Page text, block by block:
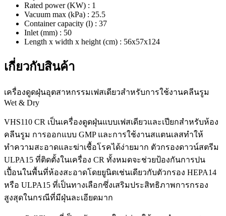
Rated power (KW) : 1
Vacuum max (kPa) : 25.5
Container capacity (l) : 37
Inlet (mm) : 50
Length x width x height (cm) : 56x57x124
เกี่ยวกับสินค้า
เครื่องดูดฝุ่นอุตสาหกรรมเฟสเดียวสำหรับการใช้งานคลีนรูม
Wet & Dry
VHS110 CR เป็นเครื่องดูดฝุ่นแบบเฟสเดียวและเปียกสำหรับห้อง
คลีนรูม การออกแบบ GMP และการใช้งานสแตนเลสทำให้
ทำความสะอาดและฆ่าเชื้อโรคได้ง่ายมาก ตัวกรองดาวน์สตรีม
ULPA15 ที่ติดตั้งในเครื่อง CR ทั้งหมดจะช่วยป้องกันการปน
เปื้อนในพื้นที่ห้องสะอาดโดยยูนิตเช่นเดียวกับตัวกรอง HEPA14
หรือ ULPA15 ที่เป็นทางเลือกซึ่งเสริมประสิทธิภาพการกรอง
สูงสุดในกรณีที่มีฝุ่นละเอียดมาก